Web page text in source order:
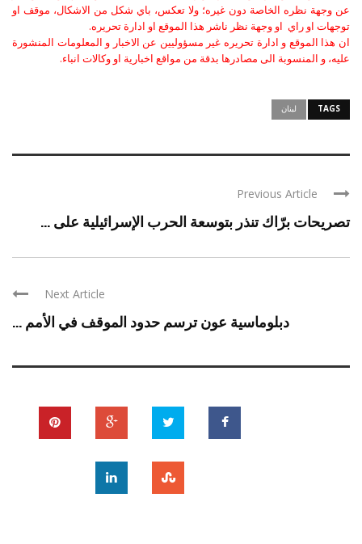
عن وجهة نظره الخاصة دون غيره؛ ولا تعكس، باي شكل من الاشكال، موقف او
توجهات او راي او وجهة نظر ناشر هذا الموقع او ادارة تحريره.
ان هذا الموقع و ادارة تحريره غير مسؤوليين عن الاخبار و المعلومات المنشورة
عليه، و المنسوبة الى مصادرها بدقة من مواقع اخبارية او وكالات انباء.
TAGS لبنان
Previous Article
تصريحات برّاك تنذر بتوسعة الحرب الإسرائيلية على ...
Next Article
دبلوماسية عون ترسم حدود الموقف في الأمم ...